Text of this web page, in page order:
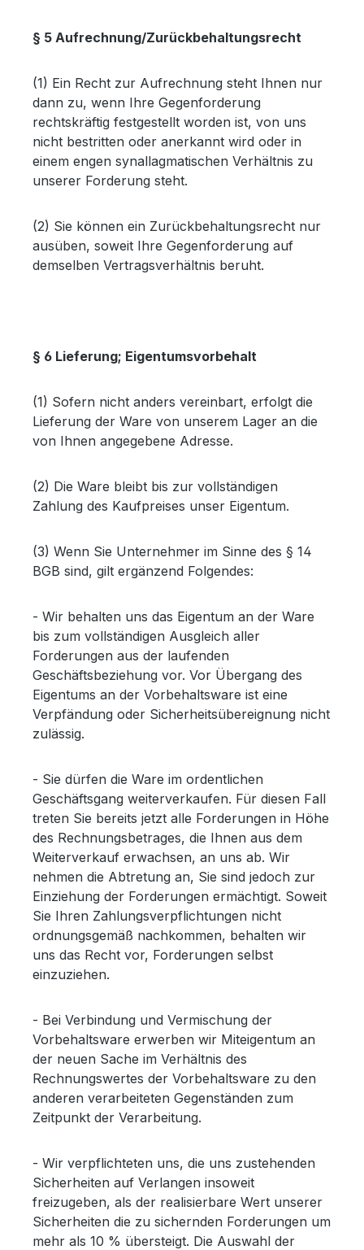
§ 5 Aufrechnung/Zurückbehaltungsrecht
(1) Ein Recht zur Aufrechnung steht Ihnen nur
dann zu, wenn Ihre Gegenforderung
rechtskräftig festgestellt worden ist, von uns
nicht bestritten oder anerkannt wird oder in
einem engen synallagmatischen Verhältnis zu
unserer Forderung steht.
(2) Sie können ein Zurückbehaltungsrecht nur
ausüben, soweit Ihre Gegenforderung auf
demselben Vertragsverhältnis beruht.
§ 6 Lieferung; Eigentumsvorbehalt
(1) Sofern nicht anders vereinbart, erfolgt die
Lieferung der Ware von unserem Lager an die
von Ihnen angegebene Adresse.
(2) Die Ware bleibt bis zur vollständigen
Zahlung des Kaufpreises unser Eigentum.
(3) Wenn Sie Unternehmer im Sinne des § 14
BGB sind, gilt ergänzend Folgendes:
- Wir behalten uns das Eigentum an der Ware
bis zum vollständigen Ausgleich aller
Forderungen aus der laufenden
Geschäftsbeziehung vor. Vor Übergang des
Eigentums an der Vorbehaltsware ist eine
Verpfändung oder Sicherheitsübereignung nicht
zulässig.
- Sie dürfen die Ware im ordentlichen
Geschäftsgang weiterverkaufen. Für diesen Fall
treten Sie bereits jetzt alle Forderungen in Höhe
des Rechnungsbetrages, die Ihnen aus dem
Weiterverkauf erwachsen, an uns ab. Wir
nehmen die Abtretung an, Sie sind jedoch zur
Einziehung der Forderungen ermächtigt. Soweit
Sie Ihren Zahlungsverpflichtungen nicht
ordnungsgemäß nachkommen, behalten wir
uns das Recht vor, Forderungen selbst
einzuziehen.
- Bei Verbindung und Vermischung der
Vorbehaltsware erwerben wir Miteigentum an
der neuen Sache im Verhältnis des
Rechnungswertes der Vorbehaltsware zu den
anderen verarbeiteten Gegenständen zum
Zeitpunkt der Verarbeitung.
- Wir verpflichteten uns, die uns zustehenden
Sicherheiten auf Verlangen insoweit
freizugeben, als der realisierbare Wert unserer
Sicherheiten die zu sichernden Forderungen um
mehr als 10 % übersteigt. Die Auswahl der